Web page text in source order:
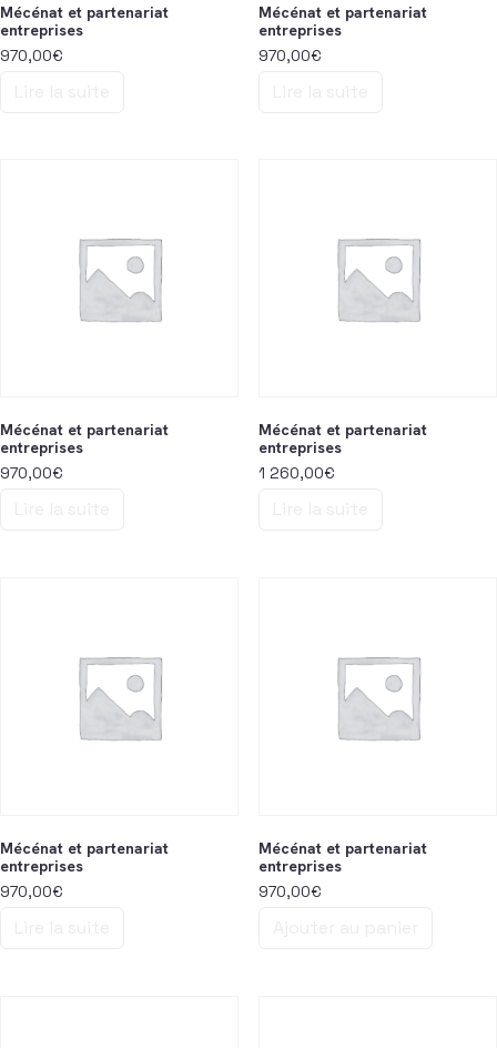
Mécénat et partenariat
entreprises
970,00€
Mécénat et partenariat
entreprises
970,00€
Mécénat et partenariat
entreprises
970,00€
Mécénat et partenariat
entreprises
1 260,00€
Mécénat et partenariat
entreprises
970,00€
Mécénat et partenariat
entreprises
970,00€